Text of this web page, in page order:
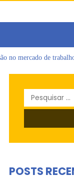
no mercado de
dos Ipês
anos
Pesquisar
por:
POSTS